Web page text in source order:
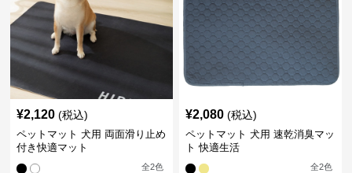
¥2,120 (税込)
ペットマット 犬用 両面滑り止め
付き快適マット
全2色
¥2,080 (税込)
ペットマット 犬用 速乾消臭マッ
ト 快適生活
全2色